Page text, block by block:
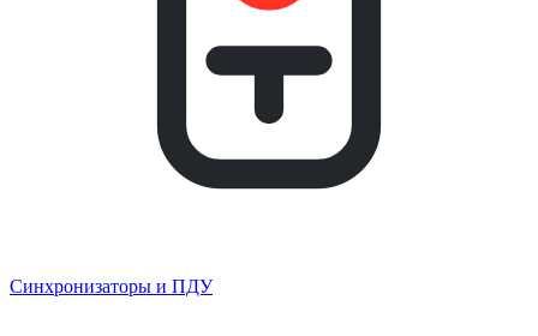
Синхронизаторы и ПДУ